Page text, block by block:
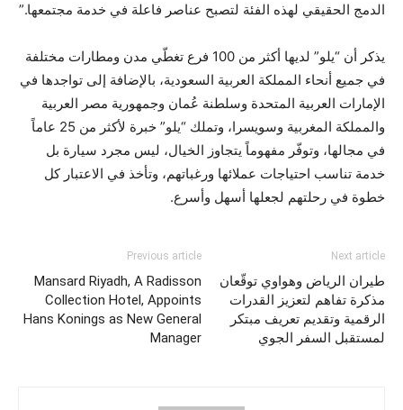
الدمج الحقيقي لهذه الفئة لتصبح عناصر فاعلة في خدمة مجتمعها.”
يذكر أن “يلو” لديها أكثر من 100 فرع تغطّي مدن ومطارات مختلفة
في جميع أنحاء المملكة العربية السعودية، بالإضافة إلى تواجدها في
الإمارات العربية المتحدة وسلطنة عُمان وجمهورية مصر العربية
والمملكة المغربية وسويسرا، وتملك “يلو” خبرة لأكثر من 25 عاماً
في مجالها، وتوفّر مفهوماً يتجاوز الخيال، ليس مجرد سيارة بل
خدمة تناسب احتياجات عملائها ورغباتهم، وتأخذ في الاعتبار كل
خطوة في رحلتهم لجعلها أسهل وأسرع.
Previous article
Mansard Riyadh, A Radisson
Collection Hotel, Appoints
Hans Konings as New General
Manager
Next article
طيران الرياض وهواوي توقّعان
مذكرة تفاهم لتعزيز القدرات
الرقمية وتقديم تعريف مبتكر
لمستقبل السفر الجوي